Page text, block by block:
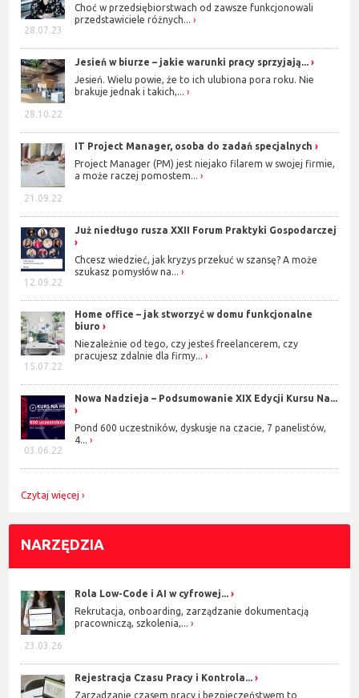
28.07.23
Choć w przedsiębiorstwach od zawsze funkcjonowali
przedstawiciele różnych...
28.10.22
Jesień w biurze – jakie warunki pracy sprzyjają...
Jesień. Wielu powie, że to ich ulubiona pora roku. Nie
brakuje jednak i takich,...
21.09.22
IT Project Manager, osoba do zadań specjalnych
Project Manager (PM) jest niejako filarem w swojej firmie,
a może raczej pomostem...
12.09.22
Już niedługo rusza XXII Forum Praktyki Gospodarczej
Chcesz wiedzieć, jak kryzys przekuć w szansę? A może
szukasz pomysłów na...
15.07.22
Home office – jak stworzyć w domu funkcjonalne
biuro
Niezależnie od tego, czy jesteś freelancerem, czy
pracujesz zdalnie dla firmy...
03.06.22
Nowa Nadzieja – Podsumowanie XIX Edycji Kursu Na...
Pond 600 uczestników, dyskusje na czacie, 7 panelistów,
4...
Czytaj więcej
NARZĘDZIA
23.03.26
Rola Low-Code i AI w cyfrowej...
Rekrutacja, onboarding, zarządzanie dokumentacją
pracowniczą, szkolenia,...
Rejestracja Czasu Pracy i Kontrola...
Zarządzanie czasem pracy i bezpieczeństwem to